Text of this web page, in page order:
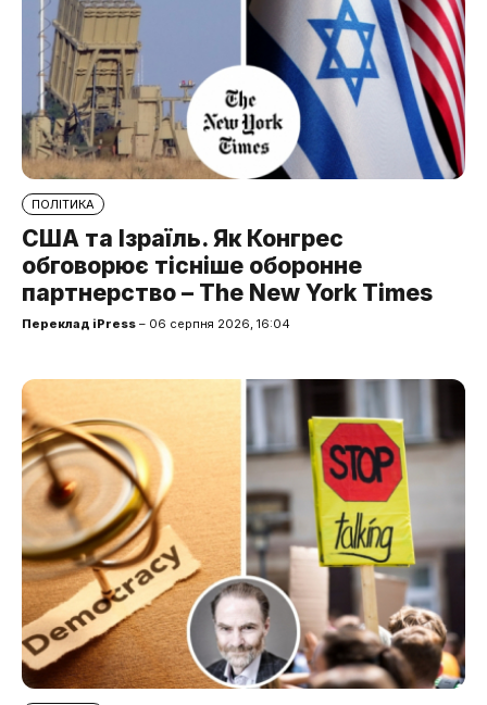
ПОЛІТИКА
США та Ізраїль. Як Конгрес
обговорює тісніше оборонне
партнерство – The New York Times
Переклад iPress – 06 серпня 2026, 16:04